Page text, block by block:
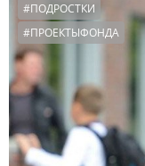
#ПОДРОСТКИ
#ПРОЕКТЫФОНДА